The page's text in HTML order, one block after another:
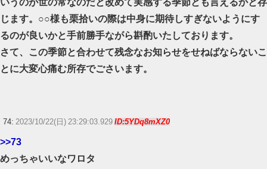
じます。○○様も栗拾いの際は中身に期待しすぎないようにす
るのが良いかと手前勝手ながら斟酌いたしております。
さて、この季節と合わせて残念なお知らせをせねばならないこ
とに大変心痛む所存でごさいます。
74: 2023/10/22(日) 23:29:03.929 ID:5YDq8mXZ0
>>73
めっちゃいいなワロタ